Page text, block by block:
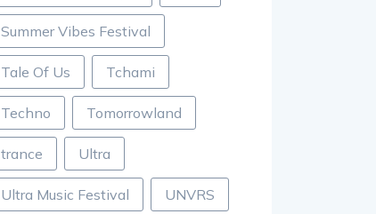
Summer Vibes Festival
Tale Of Us Tchami
Techno Tomorrowland
trance Ultra
Ultra Music Festival UNVRS